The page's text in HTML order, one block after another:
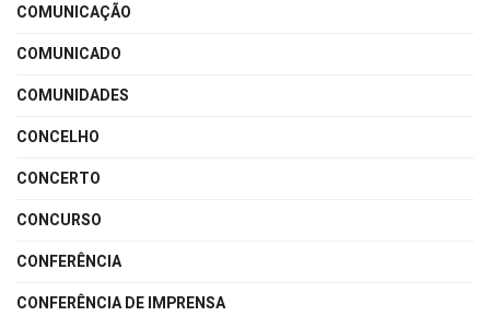
COMUNICAÇÃO
COMUNICADO
COMUNIDADES
CONCELHO
CONCERTO
CONCURSO
CONFERÊNCIA
CONFERÊNCIA DE IMPRENSA